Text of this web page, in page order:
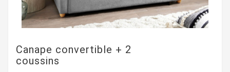
Canape convertible + 2
coussins